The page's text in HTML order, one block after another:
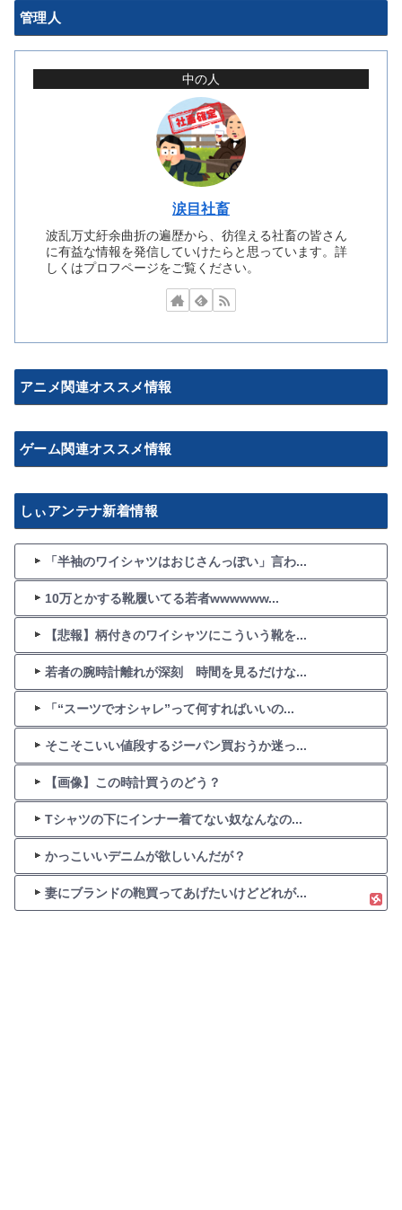
管理人
中の人
涙目社畜
波乱万丈紆余曲折の遍歴から、彷徨える社畜の皆さん
に有益な情報を発信していけたらと思っています。詳
しくはプロフページをご覧ください。
アニメ関連オススメ情報
ゲーム関連オススメ情報
しぃアンテナ新着情報
「半袖のワイシャツはおじさんっぽい」言わ...
10万とかする靴履いてる若者wwwwww...
【悲報】柄付きのワイシャツにこういう靴を...
若者の腕時計離れが深刻 時間を見るだけな...
「“スーツでオシャレ”って何すればいいの...
そこそこいい値段するジーパン買おうか迷っ...
【画像】この時計買うのどう？
Tシャツの下にインナー着てない奴なんなの...
かっこいいデニムが欲しいんだが？
妻にブランドの鞄買ってあげたいけどどれが...